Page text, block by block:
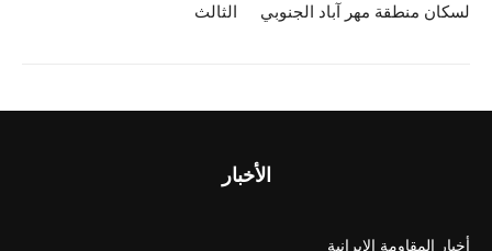
الثالث
لسكان منطقة مهر آباد الجنوبي
الأخبار
أخبار المقاومة الايرانية